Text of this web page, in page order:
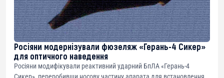
Росіяни модернізували фюзеляж «Герань-4 Сикер»
для оптичного наведення
Росіяни модифікували реактивний ударний БпЛА «Герань-4